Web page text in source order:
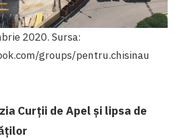
2020. Sursa:
groups/pentru.chisinau
Curții de Apel și lipsa de